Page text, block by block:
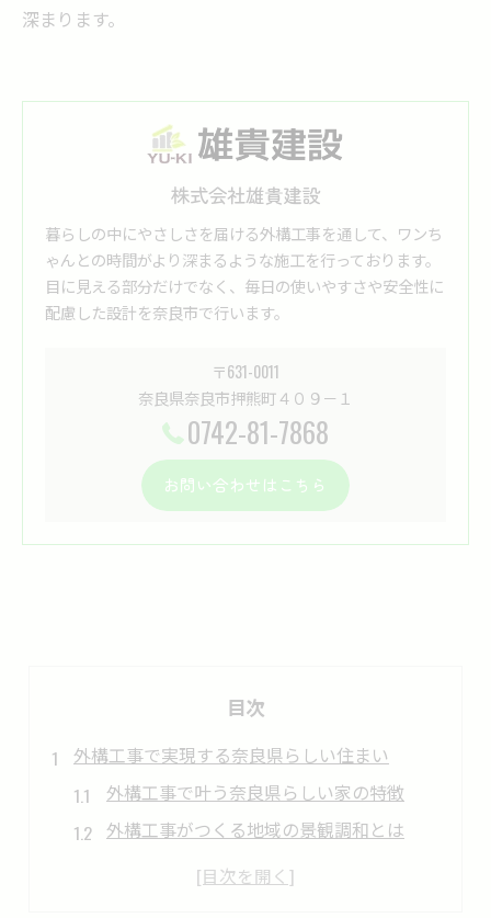
深まります。
株式会社雄貴建設
暮らしの中にやさしさを届ける外構工事を通して、ワンち
ゃんとの時間がより深まるような施工を行っております。
目に見える部分だけでなく、毎日の使いやすさや安全性に
配慮した設計を奈良市で行います。
〒631-0011
奈良県奈良市押熊町４０９－１
0742-81-7868
お問い合わせはこちら
目次
外構工事で実現する奈良県らしい住まい
外構工事で叶う奈良県らしい家の特徴
外構工事がつくる地域の景観調和とは
奈良で人気の外構工事デザイン事例